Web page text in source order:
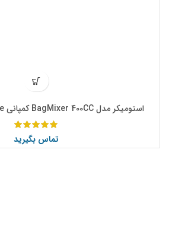
استومیکر مدل BagMixer 400CC کمپانی Interscience فرانسه
تماس بگیرید